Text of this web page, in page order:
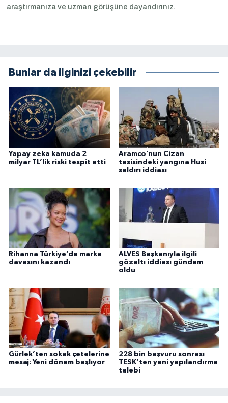
araştırmanıza ve uzman görüşüne dayandırınız.
Bunlar da ilginizi çekebilir
Yapay zeka kamuda 2
milyar TL’lik riski tespit etti
Aramco’nun Cizan
tesisindeki yangına Husi
saldırı iddiası
Rihanna Türkiye’de marka
davasını kazandı
ALVES Başkanıyla ilgili
gözaltı iddiası gündem
oldu
Gürlek’ten sokak çetelerine
mesaj: Yeni dönem başlıyor
228 bin başvuru sonrası
TESK’ten yeni yapılandırma
talebi